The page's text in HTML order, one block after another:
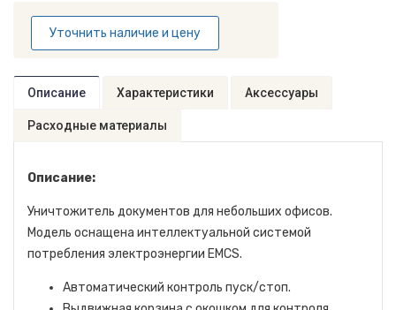
Уточнить наличие и цену
Описание Характеристики Аксессуары
Расходные материалы
Описание:
Уничтожитель документов для небольших офисов.
Модель оснащена интеллектуальной системой
потребления электроэнергии EMCS.
Автоматический контроль пуск/стоп.